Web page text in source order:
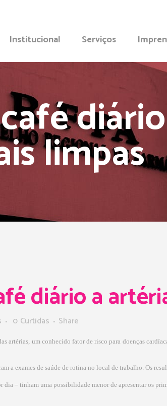
Institucional Serviços
limpas
diário a
0 Curtidas Share
um conhecido fator de risco para doenças
a exames de saúde de rotina no local de trabalho. Os
– tinham uma possibilidade menor de apresentar os